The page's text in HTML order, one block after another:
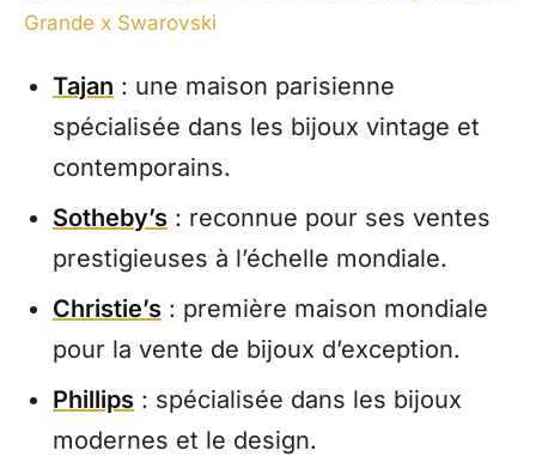
Grande x Swarovski
Tajan : une maison parisienne
spécialisée dans les bijoux vintage et
contemporains.
Sotheby’s : reconnue pour ses ventes
prestigieuses à l’échelle mondiale.
Christie’s : première maison mondiale
pour la vente de bijoux d’exception.
Phillips : spécialisée dans les bijoux
modernes et le design.